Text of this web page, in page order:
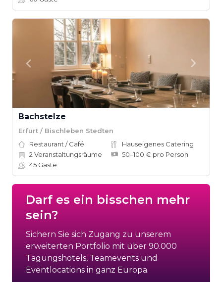
Bachstelze
Erfurt / Bischleben Stedten
Restaurant / Café
Hauseigenes Catering
2 Veranstaltungsräume
50–100 € pro Person
45 Gäste
Darf es ein bisschen mehr
sein?
Sichern Sie sich Zugang zu unserem
erweiterten Portfolio mit über 90.000
Tagungshotels, Teamevents und
Eventlocations in ganz Europa.